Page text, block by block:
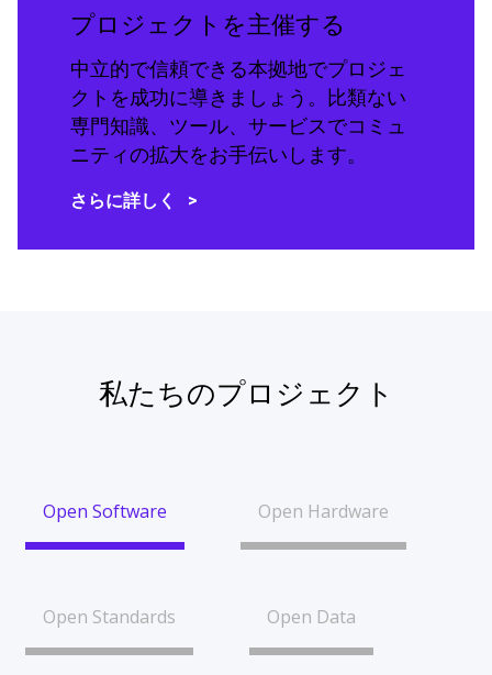
プロジェクトを主催する
中立的で信頼できる本拠地でプロジェ
クトを成功に導きましょう。比類ない
専門知識、ツール、サービスでコミュ
ニティの拡大をお手伝いします。
さらに詳しく
私たちのプロジェクト
Open Software Open Hardware
Open Standards Open Data